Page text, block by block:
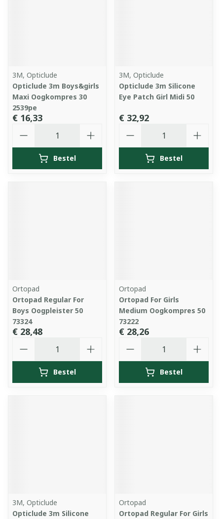
3M, Opticlude
Opticlude 3m Boys&girls
Maxi Oogkompres 30
2539pe
€ 16,33
Bestel
3M, Opticlude
Opticlude 3m Silicone
Eye Patch Girl Midi 50
€ 32,92
Bestel
Ortopad
Ortopad Regular For
Boys Oogpleister 50
73324
€ 28,48
Bestel
Ortopad
Ortopad For Girls
Medium Oogkompres 50
73222
€ 28,26
Bestel
3M, Opticlude
Opticlude 3m Silicone
Ortopad
Ortopad Regular For Girls